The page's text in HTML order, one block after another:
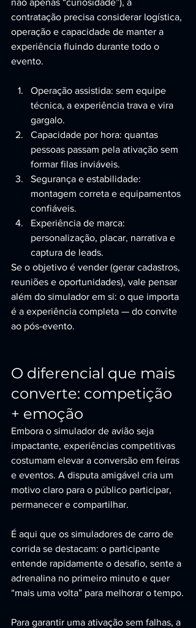
não apenas “curiosidade”), a
contratação precisa considerar logística,
operação e capacidade de manter a
experiência fluindo durante todo o
evento.
Operação assistida: sem equipe
técnica, a experiência trava e vira
gargalo.
Capacidade por hora: quantas
pessoas passam pela ativação sem
formar filas inviáveis.
Segurança e estabilidade:
montagem correta e equipamentos
confiáveis.
Experiência de marca:
personalização, placar, narrativa e
captura de leads.
Se o objetivo é vender (gerar cadastros,
reuniões e oportunidades), vale pensar
além do simulador em si: o que importa
é a experiência completa — do convite
ao pós-evento.
O diferencial que mais
converte: competição
+ emoção
Embora o simulador de avião seja
impactante, experiências competitivas
costumam elevar a conversão em feiras
e eventos. A disputa amigável cria um
motivo claro para o público participar,
permanecer e compartilhar.
É aqui que os simuladores de carro de
corrida se destacam: o participante
entende rapidamente o desafio, sente a
adrenalina no primeiro minuto e quer
“mais uma volta” para melhorar o tempo.
Para garantir uma ativação sem falhas, a